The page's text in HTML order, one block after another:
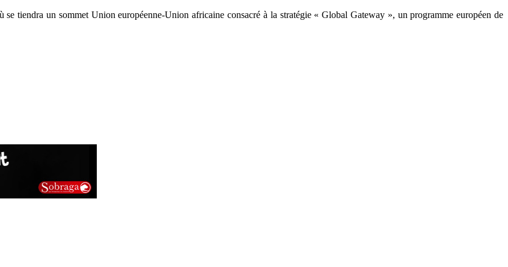
tiendra un sommet Union européenne-Union africaine consacré à la stratégie « Global Gateway », un programme européen de